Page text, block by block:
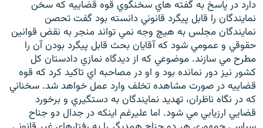
دارد در پاسخ به گفته هاي سخنگوي قوه قضاييه که سخن
نمايندگان را قابل پيگرد قانوني دانسته بود گفت تحصن
نمايندگان مجلس به هيچ وجه نمي تواند منجر به نقض قوانين
حقوقي و عمومي شود که آقايان بحث قابل پيگرد بودن آن را
مطرح مي سازند. موضوعي که از ديدگاه نمازي دادستان کل
کشور نيز دور نمانده بود و او در مصاحبه اي تاکيد کرد که قوه
قضاييه در صورت مشاهده تخلف وارد عمل خواهد شد. سخناني
که در نگاه ناظران، تهديد نمايندگان به دستگيري و برخورد
قضايي ارزيابي مي شود. اما عليرغم اينکه در جدال دو جناح